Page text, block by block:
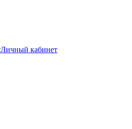
Личный кабинет